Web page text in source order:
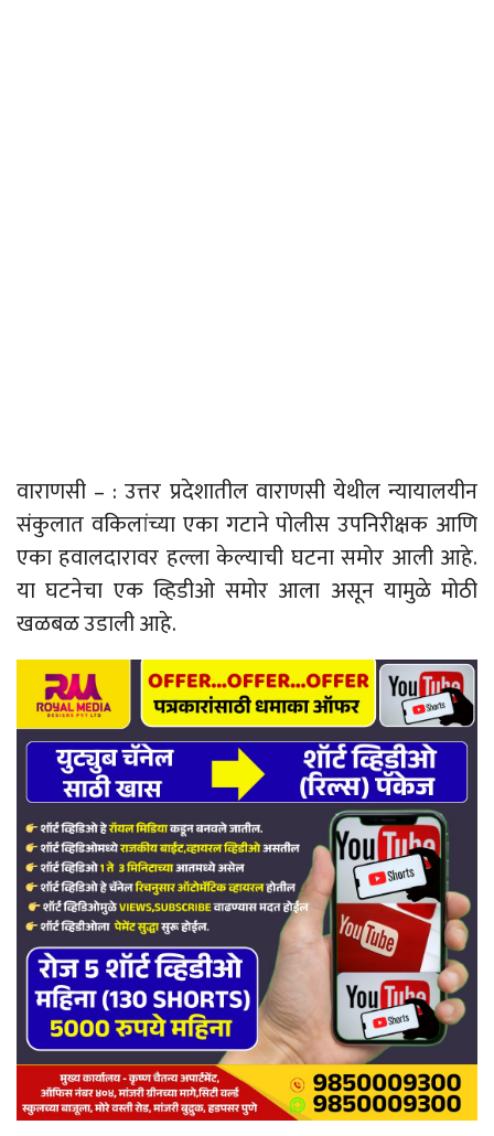
वाराणसी – : उत्तर प्रदेशातील वाराणसी येथील न्यायालयीन
संकुलात वकिलांच्या एका गटाने पोलीस उपनिरीक्षक आणि
एका हवालदारावर हल्ला केल्याची घटना समोर आली आहे.
या घटनेचा एक व्हिडीओ समोर आला असून यामुळे मोठी
खळबळ उडाली आहे.